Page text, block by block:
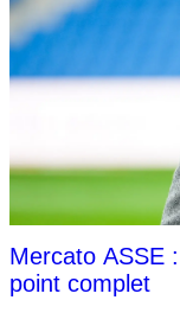
Mercato ASSE
point complet